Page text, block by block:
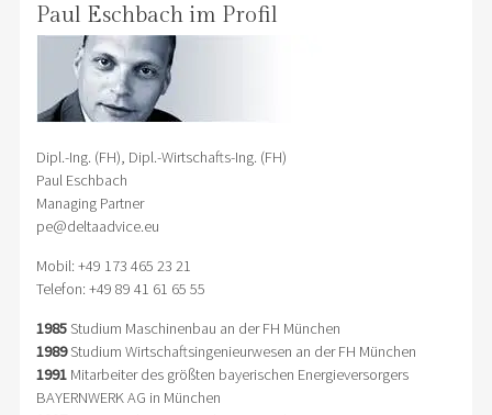
Paul Eschbach im Profil
Dipl.-Ing. (FH), Dipl.-Wirtschafts-Ing. (FH)
Paul Eschbach
Managing Partner
pe@deltaadvice.eu
Mobil: +49 173 465 23 21
Telefon: +49 89 41 61 65 55
1985Studium Maschinenbau an der FH München
1989Studium Wirtschaftsingenieurwesen an der FH München
1991Mitarbeiter des größten bayerischen Energieversorgers
BAYERNWERK AG in München